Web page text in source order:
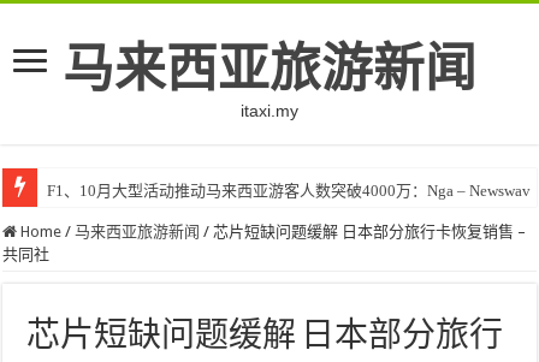
马来西亚旅游新闻
itaxi.my
F1、10月大型活动推动马来西亚游客人数突破4000万：Nga – Newswav
Home / 马来西亚旅游新闻 / 芯片短缺问题缓解 日本部分旅行卡恢复销售 –
共同社
芯片短缺问题缓解 日本部分旅行